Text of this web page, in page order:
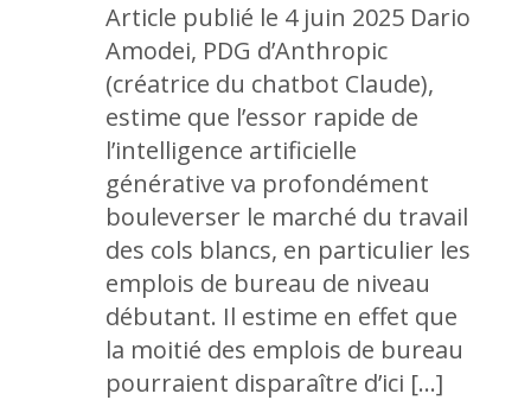
Article publié le 4 juin 2025 Dario
Amodei, PDG d’Anthropic
(créatrice du chatbot Claude),
estime que l’essor rapide de
l’intelligence artificielle
générative va profondément
bouleverser le marché du travail
des cols blancs, en particulier les
emplois de bureau de niveau
débutant. Il estime en effet que
la moitié des emplois de bureau
pourraient disparaître d’ici […]